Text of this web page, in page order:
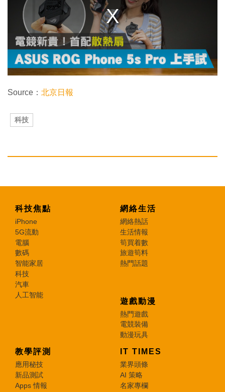
.
Source： 北京日報
科技
科技焦點
iPhone
5G流動
電腦
數碼
智能家居
科技
汽車
人工智能
網絡生活
網絡熱話
生活情報
筍買着數
旅遊筍料
熱門話題
遊戲動漫
熱門遊戲
電競裝備
動漫玩具
教學評測
應用秘技
新品測試
Apps 情報
IT TIMES
業界頭條
AI 策略
名家專欄